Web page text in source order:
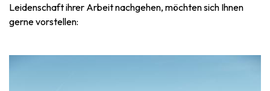
Leidenschaft ihrer Arbeit nachgehen, möchten sich Ihnen
gerne vorstellen: